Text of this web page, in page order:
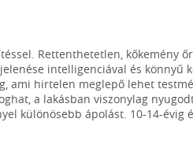
Rettenthetetlen, kőkemény
intelligenciával és könnyű
ami hirtelen meglepő lehet
a lakásban viszonylag
különösebb ápolást. 10-14-évig